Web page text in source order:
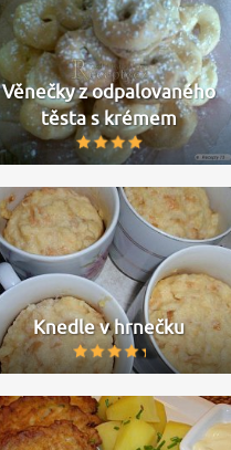
Věnečky z odpalovaného
těsta s krémem
Knedle v hrnečku